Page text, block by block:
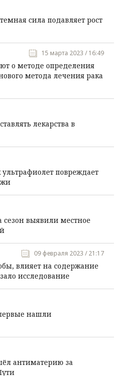
сила подавляет рост
15 марта 2023 / 16:49
о методе определения
метода лечения рака
лекарства в
повреждает
выявили местное
09 февраля 2023 / 21:17
влияет на содержание
исследование
нашли
антиматерию за